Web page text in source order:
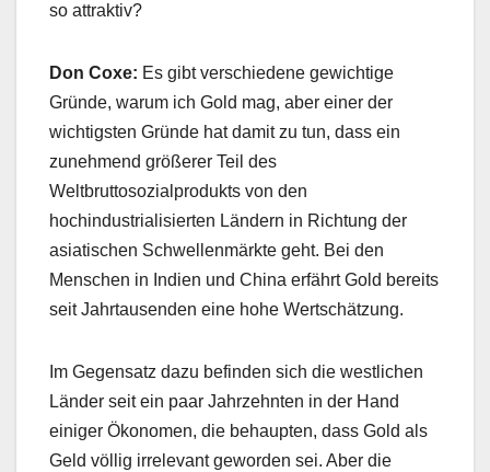
so attraktiv?
Don Coxe: Es gibt verschiedene gewichtige
Gründe, warum ich Gold mag, aber einer der
wichtigsten Gründe hat damit zu tun, dass ein
zunehmend größerer Teil des
Weltbruttosozialprodukts von den
hochindustrialisierten Ländern in Richtung der
asiatischen Schwellenmärkte geht. Bei den
Menschen in Indien und China erfährt Gold bereits
seit Jahrtausenden eine hohe Wertschätzung.
Im Gegensatz dazu befinden sich die westlichen
Länder seit ein paar Jahrzehnten in der Hand
einiger Ökonomen, die behaupten, dass Gold als
Geld völlig irrelevant geworden sei. Aber die